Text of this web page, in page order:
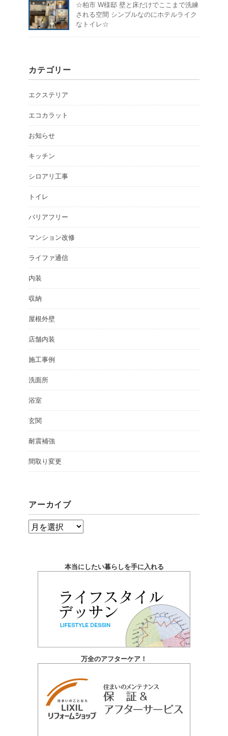
☆柏市 W様邸 壁と床だけでここまで洗練
される空間 シンプルなのにホテルライク
なトイレ☆
カテゴリー
エクステリア
エコカラット
お知らせ
キッチン
シロアリ工事
トイレ
バリアフリー
マンション改修
ライファ通信
内装
収納
屋根外壁
店舗内装
施工事例
洗面所
浴室
玄関
耐震補強
間取り変更
アーカイブ
ア
本当にしたい暮らしを手に入れる
万全のアフターケア！